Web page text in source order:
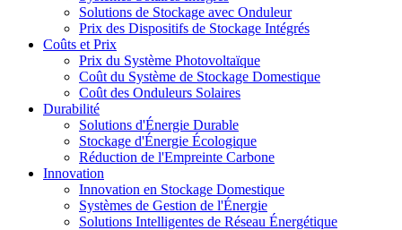
Solutions de Stockage avec Onduleur
Prix des Dispositifs de Stockage Intégrés
Coûts et Prix
Prix du Système Photovoltaïque
Coût du Système de Stockage Domestique
Coût des Onduleurs Solaires
Durabilité
Solutions d'Énergie Durable
Stockage d'Énergie Écologique
Réduction de l'Empreinte Carbone
Innovation
Innovation en Stockage Domestique
Systèmes de Gestion de l'Énergie
Solutions Intelligentes de Réseau Énergétique